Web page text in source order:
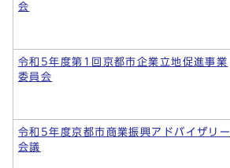
会
令和5年度第1回京都市企業立地促進事業
委員会
令和5年度京都市商業振興アドバイザリー
会議